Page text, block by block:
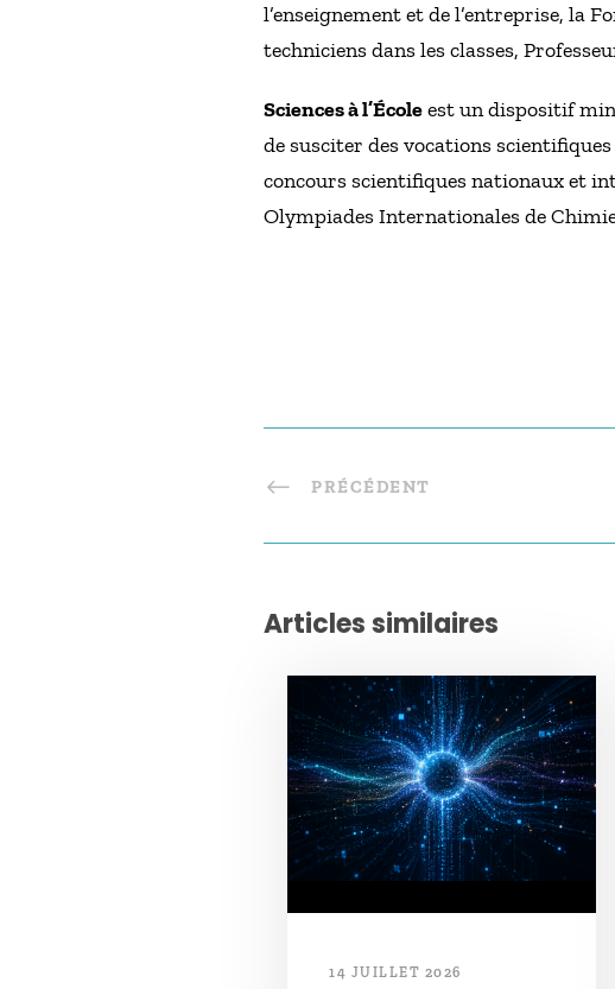
l’enseignement et de l’entreprise, la
techniciens dans les classes,
Sciences à l’Écoleest un dispositif
de susciter des vocations
concours scientifiques nationaux et
Olympiades Internationales de
PRÉCÉDENT
Articles similaires
14 JUILLET 2026